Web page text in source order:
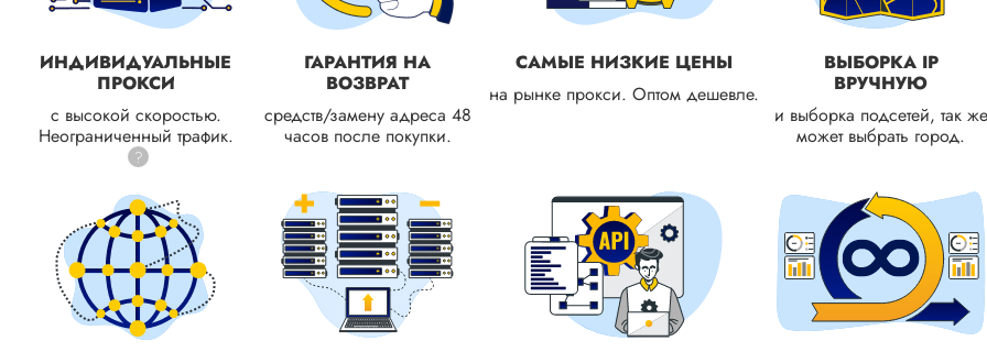
ИНДИВИДУАЛЬНЫЕ
ПРОКСИ
с высокой скоростью.
Неограниченный трафик.
?
ГАРАНТИЯ НА
ВОЗВРАТ
средств/замену адреса 48
часов после покупки.
САМЫЕ НИЗКИЕ ЦЕНЫ
на рынке прокси. Оптом дешевле.
ВЫБОРКА IP
ВРУЧНУЮ
и выборка подсетей, так же
может выбрать город.